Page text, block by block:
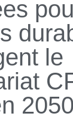
le
2050